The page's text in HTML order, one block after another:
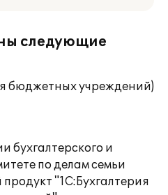
следующие
бюджетных учреждений)
бухгалтерского и
по делам семьи
"1С:Бухгалтерия